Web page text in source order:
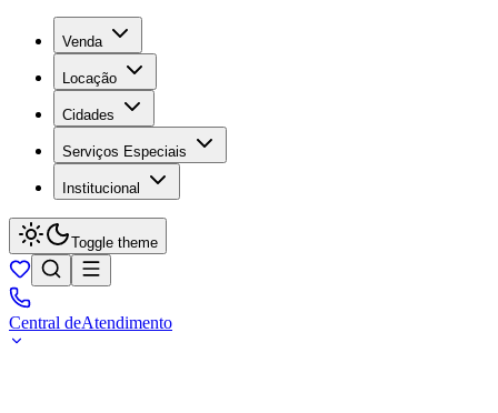
Venda
Locação
Cidades
Serviços Especiais
Institucional
Toggle theme
Central deAtendimento